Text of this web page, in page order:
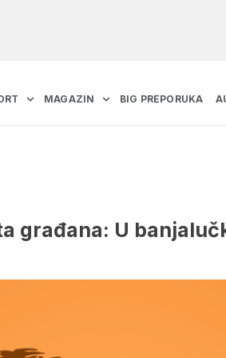
MAGAZIN BIG PREPORUKA
građana: U